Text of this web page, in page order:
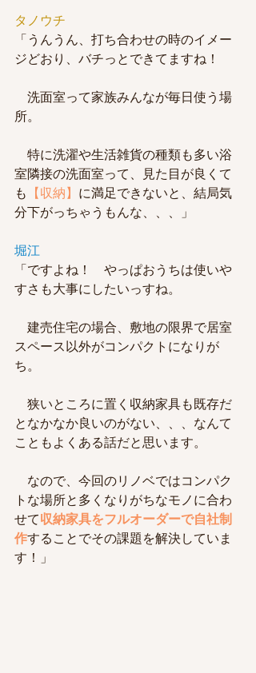
タノウチ
「うんうん、打ち合わせの時のイメー
ジどおり、バチっとできてますね！
洗面室って家族みんなが毎日使う場
所。
特に洗濯や生活雑貨の種類も多い浴
室隣接の洗面室って、見た目が良くて
も
【収納】 に満足できないと、結局気
分下がっちゃうもんな、、、」
堀江
「ですよね！　やっぱおうちは使いや
すさも大事にしたいっすね。
建売住宅の場合、敷地の限界で居室
スペース以外がコンパクトになりが
ち。
狭いところに置く収納家具も既存だ
となかなか良いのがない、、、なんて
こともよくある話だと思います。
なので、今回のリノベではコンパク
トな場所と多くなりがちなモノに合わ
せて収納家具をフルオーダーで自社制
作することでその課題を解決していま
す！」